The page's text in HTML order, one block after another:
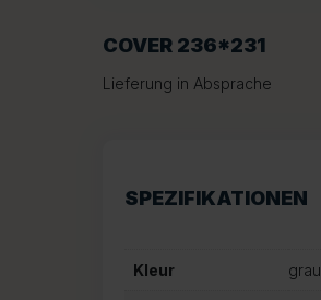
COVER 236*231
Lieferung in Absprache
SPEZIFIKATIONEN
Kleur grau